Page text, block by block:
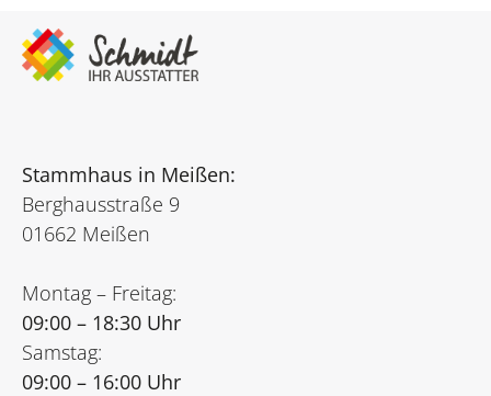
Stammhaus in Meißen:
Berghausstraße 9
01662 Meißen
Montag – Freitag:
09:00 – 18:30 Uhr
Samstag:
09:00 – 16:00 Uhr